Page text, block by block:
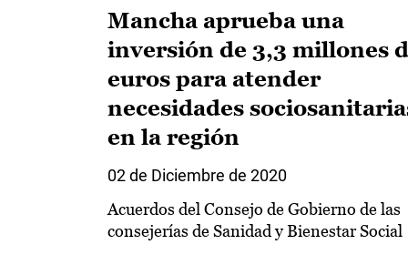
Mancha aprueba una
inversión de 3,3 millones
euros para atender
necesidades
en la región
02 de Diciembre de 2020
Acuerdos del Consejo de Gobierno de las
consejerías de Sanidad y Bienestar Social